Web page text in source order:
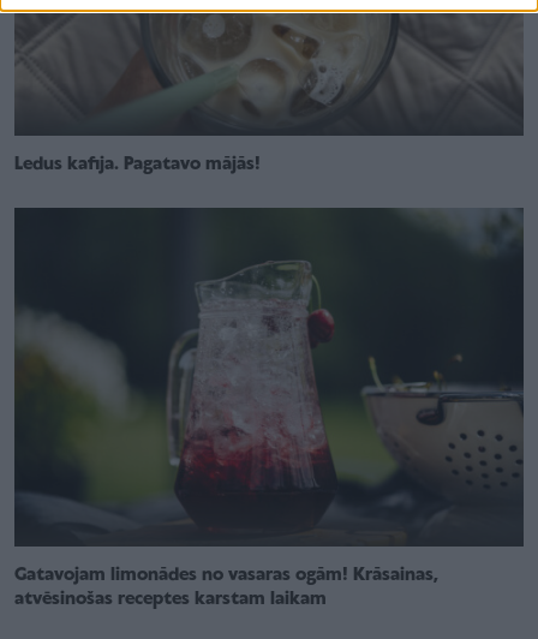
Ledus kafija. Pagatavo mājās!
Gatavojam limonādes no vasaras ogām! Krāsainas,
atvēsinošas receptes karstam laikam